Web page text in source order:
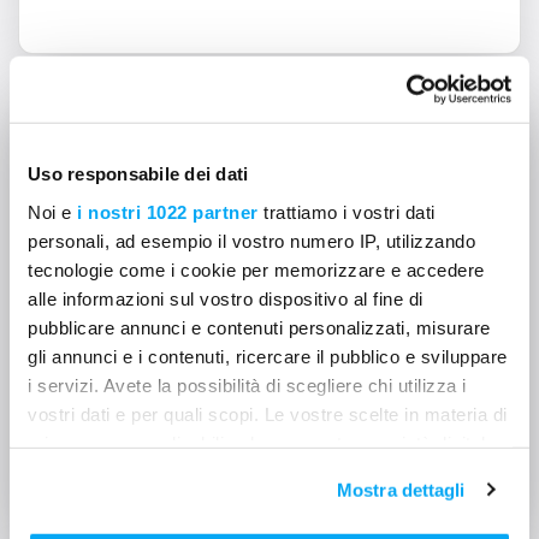
Uso responsabile dei dati
Noi e i nostri 1022 partner trattiamo i vostri dati
personali, ad esempio il vostro numero IP, utilizzando
tecnologie come i cookie per memorizzare e accedere
alle informazioni sul vostro dispositivo al fine di
pubblicare annunci e contenuti personalizzati, misurare
gli annunci e i contenuti, ricercare il pubblico e sviluppare
i servizi. Avete la possibilità di scegliere chi utilizza i
vostri dati e per quali scopi. Le vostre scelte in materia di
modificare o revocare il proprio consenso in qualsiasi
momento dalla Dichiarazione sui cookie o facendo clic
Mostra dettagli
¿Existe algún límite en la
cantidad de datos que
puedo cargar?
Depende de tu plan. Con una suscripción
Pro no hay límites.
LEE MAS